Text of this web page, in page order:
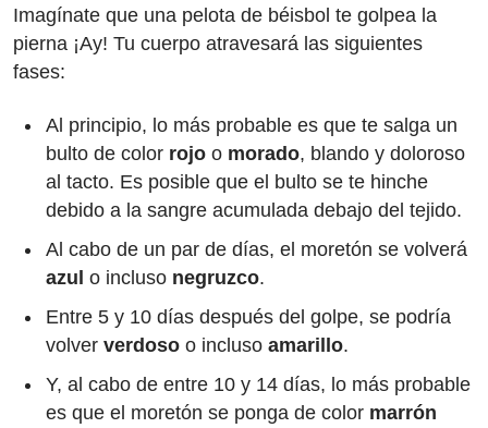
Imagínate que una pelota de béisbol te golpea la
pierna ¡Ay! Tu cuerpo atravesará las siguientes
fases:
Al principio, lo más probable es que te salga un
bulto de color rojo o morado, blando y doloroso
al tacto. Es posible que el bulto se te hinche
debido a la sangre acumulada debajo del tejido.
Al cabo de un par de días, el moretón se volverá
azul o incluso negruzco.
Entre 5 y 10 días después del golpe, se podría
volver verdoso o incluso amarillo.
Y, al cabo de entre 10 y 14 días, lo más probable
es que el moretón se ponga de color marrón